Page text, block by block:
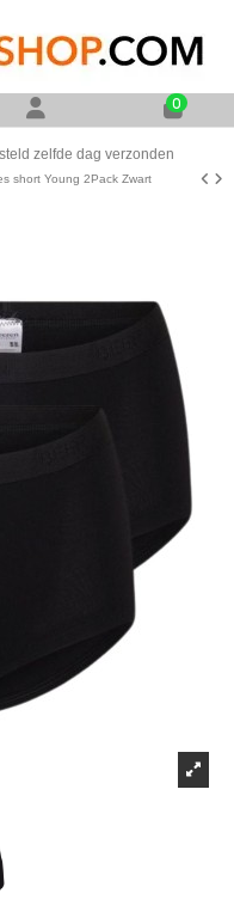
0
zelfde dag verzonden
short Young 2Pack Zwart